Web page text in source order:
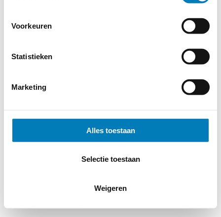
Voorkeuren
Statistieken
Marketing
Alles toestaan
Selectie toestaan
Weigeren